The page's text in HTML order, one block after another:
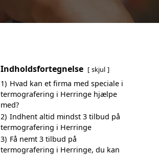
Indholdsfortegnelse skjul
1) Hvad kan et firma med speciale i
termografering i Herringe hjælpe
med?
2) Indhent altid mindst 3 tilbud på
termografering i Herringe
3) Få nemt 3 tilbud på
termografering i Herringe, du kan